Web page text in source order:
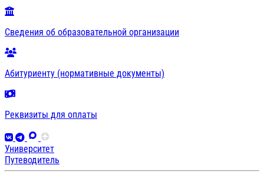
Сведения об образовательной организации
Абитуриенту (нормативные документы)
Реквизиты для оплаты
Университет
Путеводитель